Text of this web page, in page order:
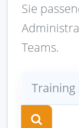
Sie
Teams.